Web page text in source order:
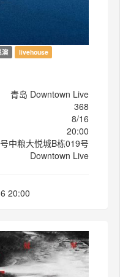
演 livehouse
青岛 Downtown Live
368
8/16
20:00
中粮大悦城B栋019号
Downtown Live
20:00